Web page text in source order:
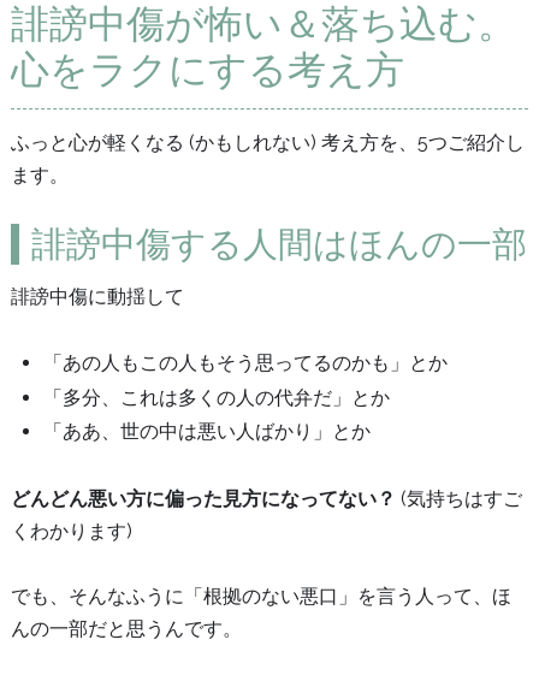
誹謗中傷が怖い＆落ち込む。
心をラクにする考え方
ふっと心が軽くなる (かもしれない) 考え方を、5つご紹介し
ます。
誹謗中傷する人間はほんの一部
誹謗中傷に動揺して
「あの人もこの人もそう思ってるのかも」とか
「多分、これは多くの人の代弁だ」とか
「ああ、世の中は悪い人ばかり」とか
どんどん悪い方に偏った見方になってない？ (気持ちはすご
くわかります)
でも、そんなふうに「根拠のない悪口」を言う人って、ほ
んの一部だと思うんです。